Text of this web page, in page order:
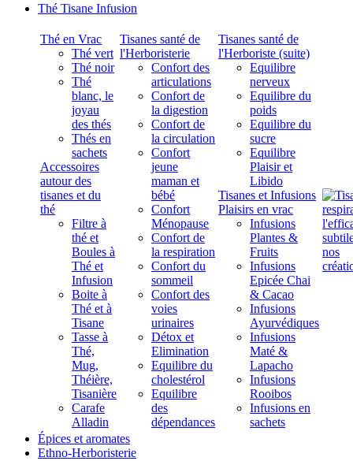
Thé Tisane Infusion
Thé en Vrac
Thé vert
Thé noir
Thé
blanc, le
joyau
des thés
Thés en
sachets
Accessoires
autour des
tisanes et du
thé
Filtre à
thé et
Boules à
Thé et
Infusion
Boite à
Thé et à
Tisane
Tasse à
Thé,
Mug,
Théière,
Tisanière
Carafe
Alladin
Tisanes santé de
l'Herboristerie
Confort des
articulations
Confort de
la digestion
Confort de
la circulation
Confort
jeune
maman et
bébé
Confort
Ménopause
Confort de
la respiration
Confort du
sommeil
Confort des
voies
urinaires
Détox et
Elimination
Equilibre du
cholestérol
Equilibre
des
dépendances
Tisanes santé de
l'Herboriste (suite)
Equilibre
nerveux
Equilibre du
poids
Equilibre du
sucre
Equilibre
Plaisir et
Libido
Tisanes et Infusions
Plaisirs en vrac
Infusions
Plantes &
Fruits
Infusions
Epicée Chai
& Cacao
Infusions
Ayurvédiques
Infusions
Maté &
Lapacho
Infusions
Rooibos
Infusions en
sachets
Épices et aromates
Ethno-Herboristerie